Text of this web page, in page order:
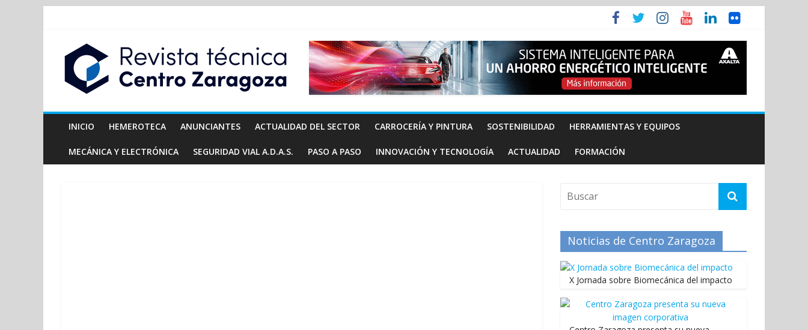
INICIO HEMEROTECA ANUNCIANTES ACTUALIDAD DEL SECTOR CARROCERÍA Y PINTURA SOSTENIBILIDAD HERRAMIENTAS Y EQUIPOS
MECÁNICA Y ELECTRÓNICA SEGURIDAD VIAL A.D.A.S. PASO A PASO INNOVACIÓN Y TECNOLOGÍA ACTUALIDAD FORMACIÓN
Noticias de Centro Zaragoza
X Jornada sobre Biomecánica del impacto